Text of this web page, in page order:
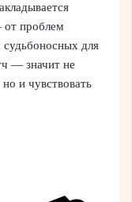
проблем
для
— значит не
и чувствовать